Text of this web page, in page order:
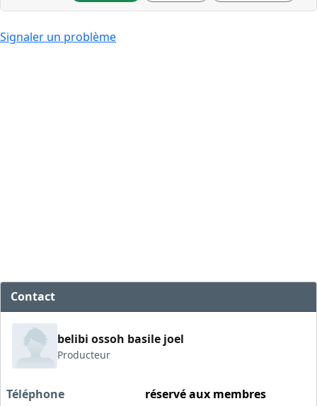
Signaler un problème
Contact
belibi ossoh basile joel
Producteur
Téléphone réservé aux membres